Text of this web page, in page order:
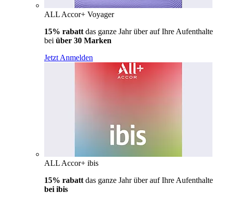
ALL Accor+ Voyager
15% rabatt das ganze Jahr über auf Ihre Aufenthalte
bei über 30 Marken
Jetzt Anmelden
ALL Accor+ ibis
15% rabatt das ganze Jahr über auf Ihre Aufenthalte
bei ibis